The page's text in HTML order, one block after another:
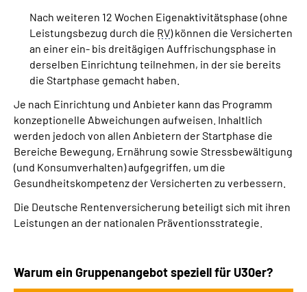
Nach weiteren 12 Wochen Eigenaktivitätsphase (ohne
Leistungsbezug durch die RV) können die Versicherten
an einer ein- bis dreitägigen Auffrischungsphase in
derselben Einrichtung teilnehmen, in der sie bereits
die Startphase gemacht haben.
Je nach Einrichtung und Anbieter kann das Programm
konzeptionelle Abweichungen aufweisen. Inhaltlich
werden jedoch von allen Anbietern der Startphase die
Bereiche Bewegung, Ernährung sowie Stressbewältigung
(und Konsumverhalten) aufgegriffen, um die
Gesundheitskompetenz der Versicherten zu verbessern.
Die Deutsche Rentenversicherung beteiligt sich mit ihren
Leistungen an der nationalen Präventionsstrategie.
Warum ein Gruppenangebot speziell für U30er?